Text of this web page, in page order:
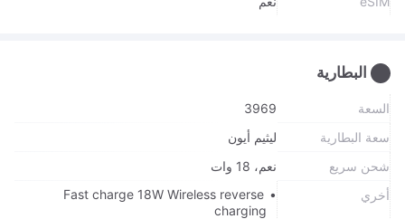
البطارية
السعة
3969
سعة البطارية
ليثيم أيون
شحن سريع
نعم، 18 وات
أخري
Fast charge 18W Wireless reverse
charging